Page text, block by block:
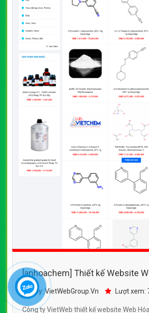
[anhoachem] Thiết kế Website
Chất Công Nghiệp -
By: VietWebGroup.Vn Lượt xem:
Công ty VietWeb thiết kế website Web